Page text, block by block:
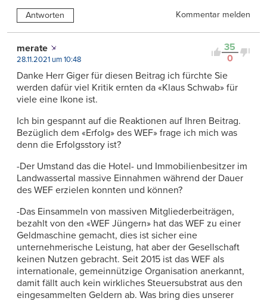
Antworten Kommentar melden
35
0
merate
28.11.2021 um 10:48
Danke Herr Giger für diesen Beitrag ich fürchte Sie
werden dafür viel Kritik ernten da «Klaus Schwab» für
viele eine Ikone ist.
Ich bin gespannt auf die Reaktionen auf Ihren Beitrag.
Bezüglich dem «Erfolg» des WEF» frage ich mich was
denn die Erfolgsstory ist?
-Der Umstand das die Hotel- und Immobilienbesitzer im
Landwassertal massive Einnahmen während der Dauer
des WEF erzielen konnten und können?
-Das Einsammeln von massiven Mitgliederbeiträgen,
bezahlt von den «WEF Jüngern» hat das WEF zu einer
Geldmaschine gemacht, dies ist sicher eine
unternehmerische Leistung, hat aber der Gesellschaft
keinen Nutzen gebracht. Seit 2015 ist das WEF als
internationale, gemeinnützige Organisation anerkannt,
damit fällt auch kein wirkliches Steuersubstrat aus den
eingesammelten Geldern ab. Was bring dies unserer